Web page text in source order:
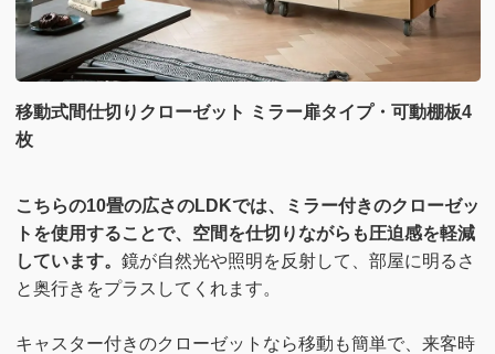
移動式間仕切りクローゼット ミラー扉タイプ・可動棚板4
枚
こちらの10畳の広さのLDKでは、ミラー付きのクローゼッ
トを使用することで、空間を仕切りながらも圧迫感を軽減
しています。 鏡が自然光や照明を反射して、部屋に明るさ
と奥行きをプラスしてくれます。
キャスター付きのクローゼットなら移動も簡単で、来客時